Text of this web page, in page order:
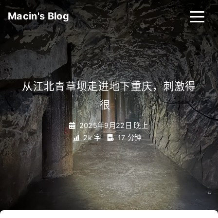
Macin's Blog
从江北青草坝走进地下重庆，刺激得
很_
2025年9月22日 晚上
2k 字
17 分钟